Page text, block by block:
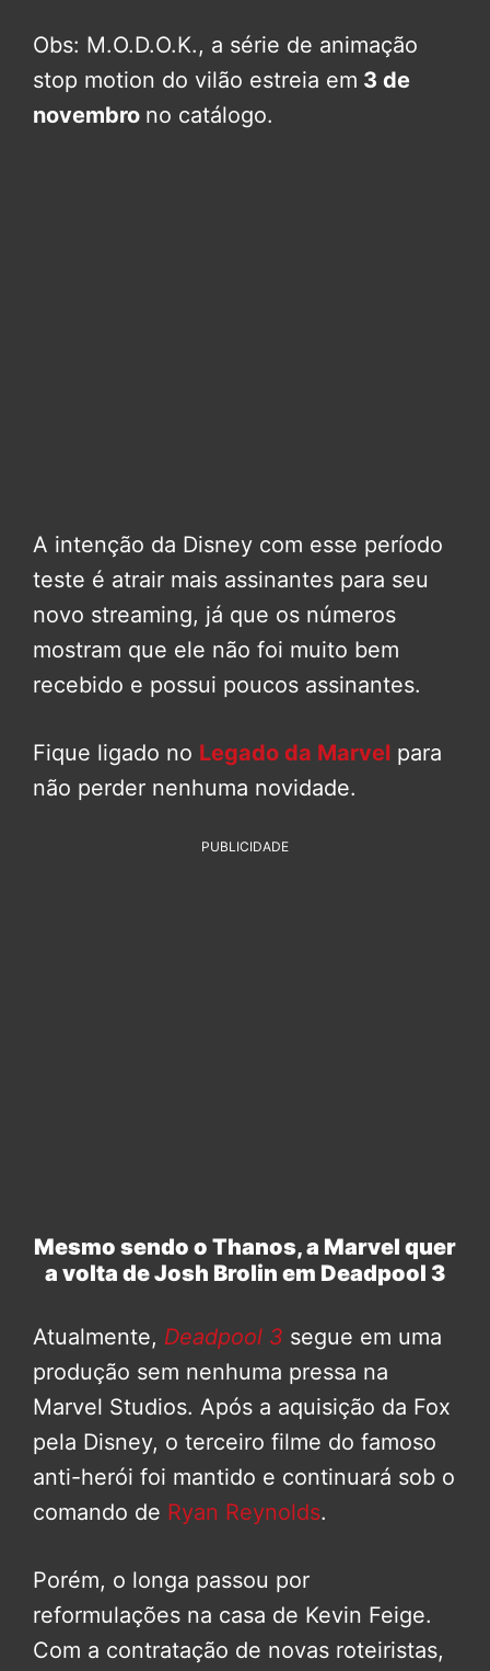
Obs: M.O.D.O.K., a série de animação
stop motion do vilão estreia em 3 de
novembro no catálogo.
A intenção da Disney com esse período
teste é atrair mais assinantes para seu
novo streaming, já que os números
mostram que ele não foi muito bem
recebido e possui poucos assinantes.
Fique ligado no Legado da Marvel para
não perder nenhuma novidade.
PUBLICIDADE
Mesmo sendo o Thanos, a Marvel quer
a volta de Josh Brolin em Deadpool 3
Atualmente, Deadpool 3 segue em uma
produção sem nenhuma pressa na
Marvel Studios. Após a aquisição da Fox
pela Disney, o terceiro filme do famoso
anti-herói foi mantido e continuará sob o
comando de Ryan Reynolds.
Porém, o longa passou por
reformulações na casa de Kevin Feige.
Com a contratação de novas roteiristas,